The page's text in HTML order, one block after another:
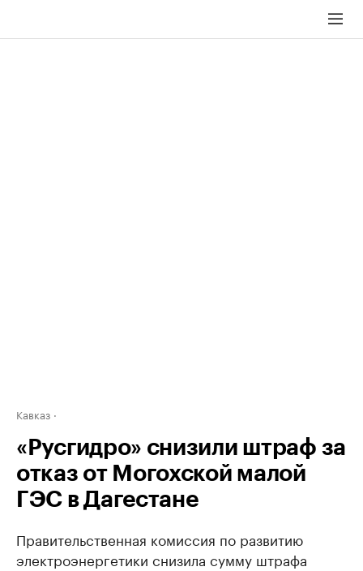
Кавказ
«Русгидро» снизили штраф за
отказ от Могохской малой
ГЭС в Дагестане
Правительственная комиссия по развитию
электроэнергетики снизила сумму штрафа